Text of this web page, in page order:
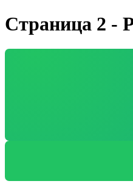
Страница 2 -